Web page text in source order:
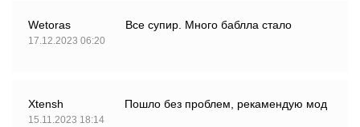
Wetoras
17.12.2023 06:20
Все супир. Много баблла стало
Xtensh
15.11.2023 18:14
Пошло без проблем, рекамендую мод